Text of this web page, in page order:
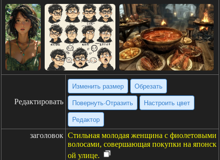
Редактировать
Изменить размер Обрезать
Повернуть·Отразить Настроить цвет
Редактор
заголовок Стильная молодая женщина с фиолетовыми
волосами, совершающая покупки на японск
ой улице.